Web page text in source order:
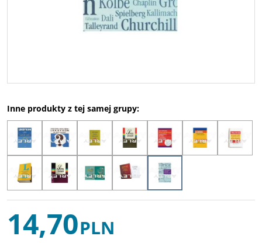
Inne produkty z tej samej grupy:
14,70PLN